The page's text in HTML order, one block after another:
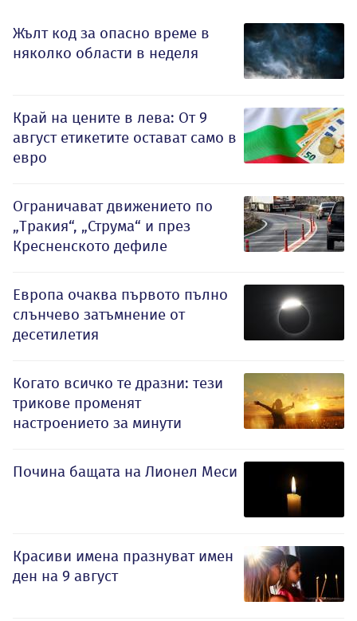
Жълт код за опасно време в
няколко области в неделя
Край на цените в лева: От 9
август етикетите остават само в
евро
Ограничават движението по
„Тракия“, „Струма“ и през
Кресненското дефиле
Европа очаква първото пълно
слънчево затъмнение от
десетилетия
Когато всичко те дразни: тези
трикове променят
настроението за минути
Почина бащата на Лионел Меси
Красиви имена празнуват имен
ден на 9 август